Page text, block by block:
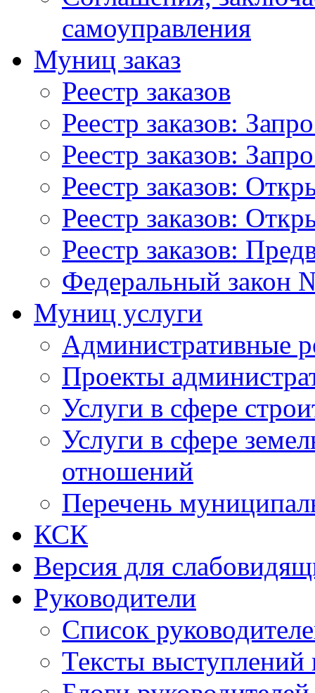
самоуправления
Муниц заказ
Реестр заказов
Реестр заказов:
Реестр заказов:
Реестр заказов:
Реестр заказов:
Реестр заказов:
Федеральный закон
Муниц услуги
Административные
Проекты
Услуги в сфере
Услуги в сфере
отношений
Перечень
КСК
Версия для
Руководители
Список
Тексты выступлений